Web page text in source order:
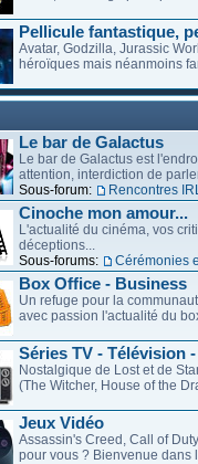
Pellicule fantastique,
Avatar, Godzilla, Jurassic
héroïques mais néanmoins
Le bar de Galactus
Le bar de Galactus est
attention, interdiction de
Sous-forum:
Rencontres
Cinoche mon amour...
L'actualité du cinéma, vos
déceptions...
Sous-forums:
Cérémonies
Box Office - Business
Un refuge pour la
avec passion l'actualité du
Séries TV - Télévision
Nostalgique de Lost et de
(The Witcher, House of the
Jeux Vidéo
Assassin's Creed, Call of
pour vous ? Bienvenue dans